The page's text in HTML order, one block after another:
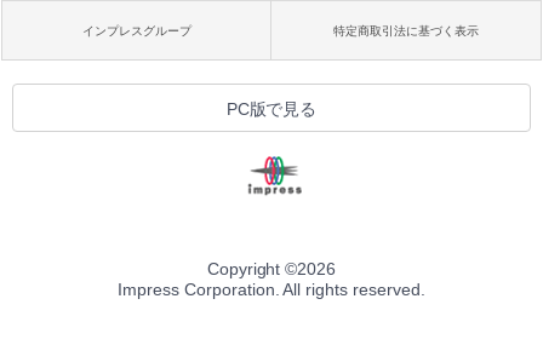
インプレスグループ 特定商取引法に基づく表示
PC版で見る
Copyright ©2026
Impress Corporation. All rights reserved.